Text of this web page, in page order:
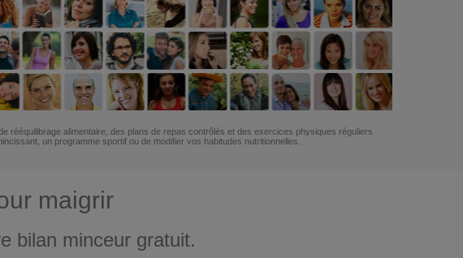
rééquilibrage alimentaire, des plans de repas contrôlés et des exercices physiques réguliers
un programme sportif ou de modifier vos habitudes nutritionnelles.
maigrir
bilan minceur gratuit.